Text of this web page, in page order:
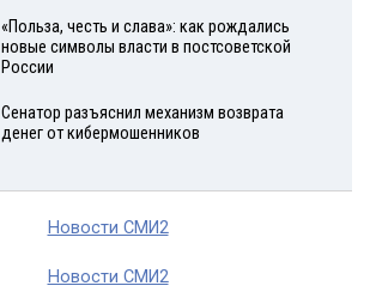
«Польза, честь и слава»: как рождались
новые символы власти в постсоветской
России
Сенатор разъяснил механизм возврата
денег от кибермошенников
Новости СМИ2
Новости СМИ2